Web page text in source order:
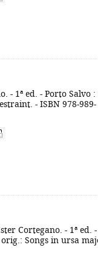
- 1ª ed. - Porto Salvo :
- ISBN 978-989-
Cortegano. - 1ª ed. -
Songs in ursa